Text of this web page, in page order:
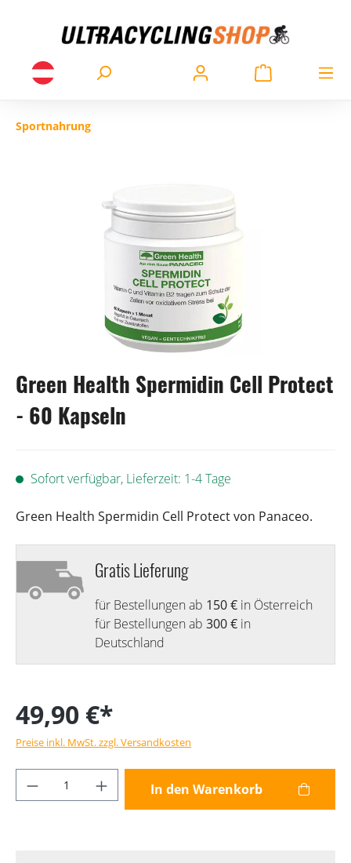
Sportnahrung
Green Health Spermidin Cell Protect
- 60 Kapseln
Sofort verfügbar, Lieferzeit: 1-4 Tage
Green Health Spermidin Cell Protect von Panaceo.
Gratis Lieferung
für Bestellungen ab 150 € in Österreich
für Bestellungen ab 300 € in
Deutschland
49,90 €*
Preise inkl. MwSt. zzgl. Versandkosten
Produkt Anzahl: Gib den gewünschten
In den Warenkorb